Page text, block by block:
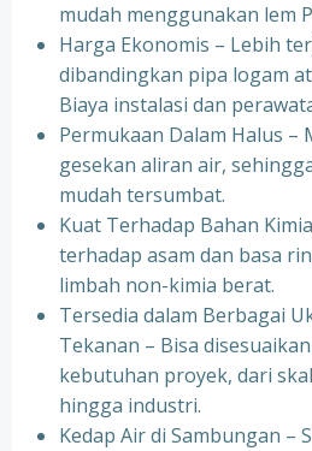
mudah menggunakan lem
Harga Ekonomis – Lebih
dibandingkan pipa logam
Biaya instalasi dan
Permukaan Dalam Halus –
gesekan aliran air,
mudah tersumbat.
Kuat Terhadap Bahan
terhadap asam dan basa
limbah non-kimia berat.
Tersedia dalam Berbagai
Tekanan – Bisa
kebutuhan proyek, dari
hingga industri.
Kedap Air di Sambungan –